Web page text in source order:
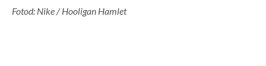
Fotod: Nike / Hooligan Hamlet